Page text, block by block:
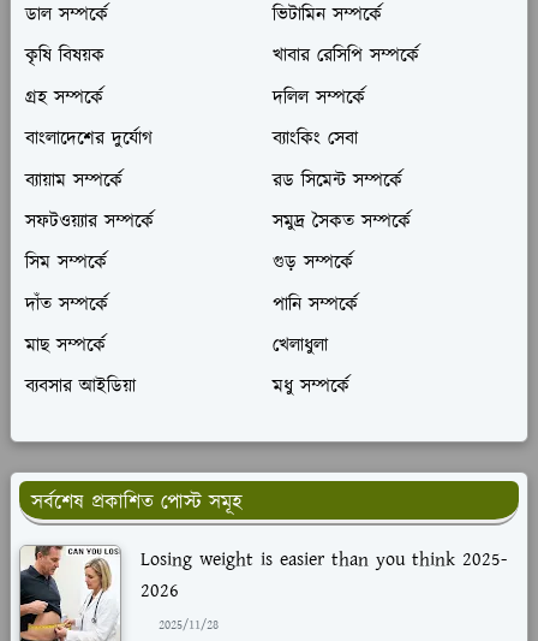
ডাল সম্পর্কে
ভিটামিন সম্পর্কে
কৃষি বিষয়ক
খাবার রেসিপি সম্পর্কে
গ্রহ সম্পর্কে
দলিল সম্পর্কে
বাংলাদেশের দুর্যোগ
ব্যাংকিং সেবা
ব্যায়াম সম্পর্কে
রড সিমেন্ট সম্পর্কে
সফটওয়্যার সম্পর্কে
সমুদ্র সৈকত সম্পর্কে
সিম সম্পর্কে
গুড় সম্পর্কে
দাঁত সম্পর্কে
পানি সম্পর্কে
মাছ সম্পর্কে
খেলাধুলা
ব্যবসার আইডিয়া
মধু সম্পর্কে
সর্বশেষ প্রকাশিত পোস্ট সমূহ
Losing weight is easier than you think 2025-
2026
2025/11/28